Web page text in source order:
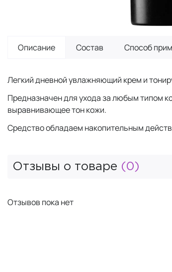
Описание Состав Способ
Легкий дневной увлажняющий крем и
Предназначен для ухода за любым типом
выравнивающее тон кожи.
Средство обладаем накопительным
Отзывы о товаре (0)
Отзывов пока нет